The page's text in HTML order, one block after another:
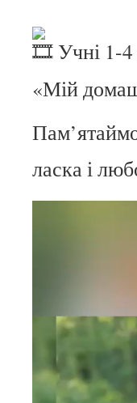
Учні 1-4
«Мій
ласка і